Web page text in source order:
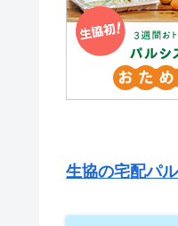
生協の宅配パ